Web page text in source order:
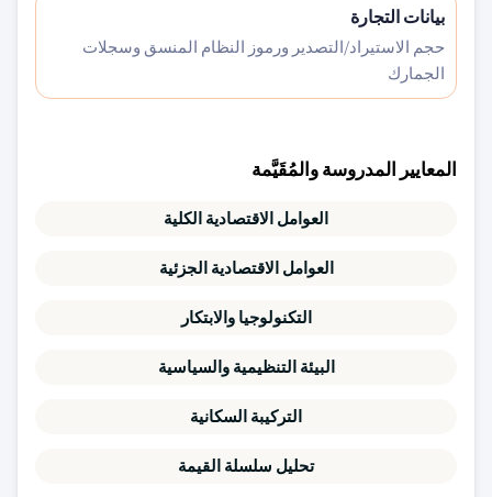
بيانات التجارة
حجم الاستيراد/التصدير ورموز النظام المنسق وسجلات
الجمارك
المعايير المدروسة والمُقَيَّمة
العوامل الاقتصادية الكلية
العوامل الاقتصادية الجزئية
التكنولوجيا والابتكار
البيئة التنظيمية والسياسية
التركيبة السكانية
تحليل سلسلة القيمة